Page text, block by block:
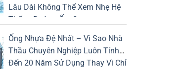
Lâu Dài Không Thể Xem Nhẹ Hệ
Thống Đường Ống?
Ống Nhựa Đệ Nhất – Vì Sao Nhà
Thầu Chuyên Nghiệp Luôn Tính
Đến 20 Năm Sử Dụng Thay Vì Chỉ